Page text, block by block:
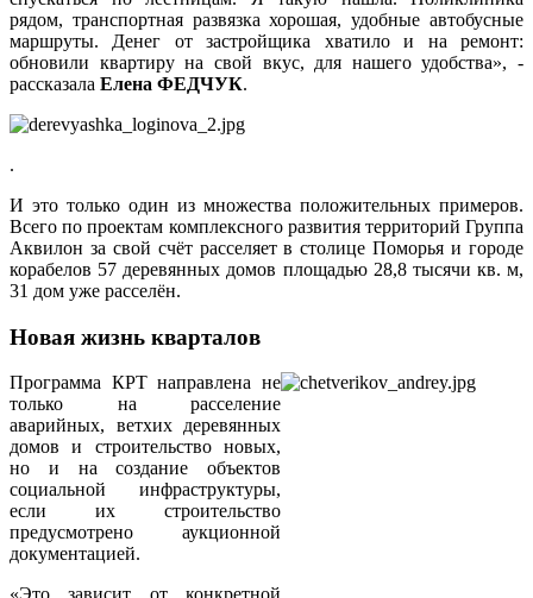
рядом, транспортная развязка хорошая, удобные автобусные
маршруты. Денег от застройщика хватило и на ремонт:
обновили квартиру на свой вкус, для нашего удобства», -
рассказала Елена ФЕДЧУК.
.
И это только один из множества положительных примеров.
Всего по проектам комплексного развития территорий Группа
Аквилон за свой счёт расселяет в столице Поморья и городе
корабелов 57 деревянных домов площадью 28,8 тысячи кв. м,
31 дом уже расселён.
Новая жизнь кварталов
Программа КРТ направлена не
только на расселение
аварийных, ветхих деревянных
домов и строительство новых,
но и на создание объектов
социальной инфраструктуры,
если их строительство
предусмотрено аукционной
документацией.